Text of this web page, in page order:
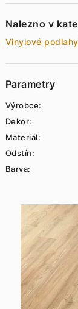
Nalezno v
Vinylové podlahy
Parametry
Výrobce:
Dekor:
Materiál:
Odstín:
Barva: